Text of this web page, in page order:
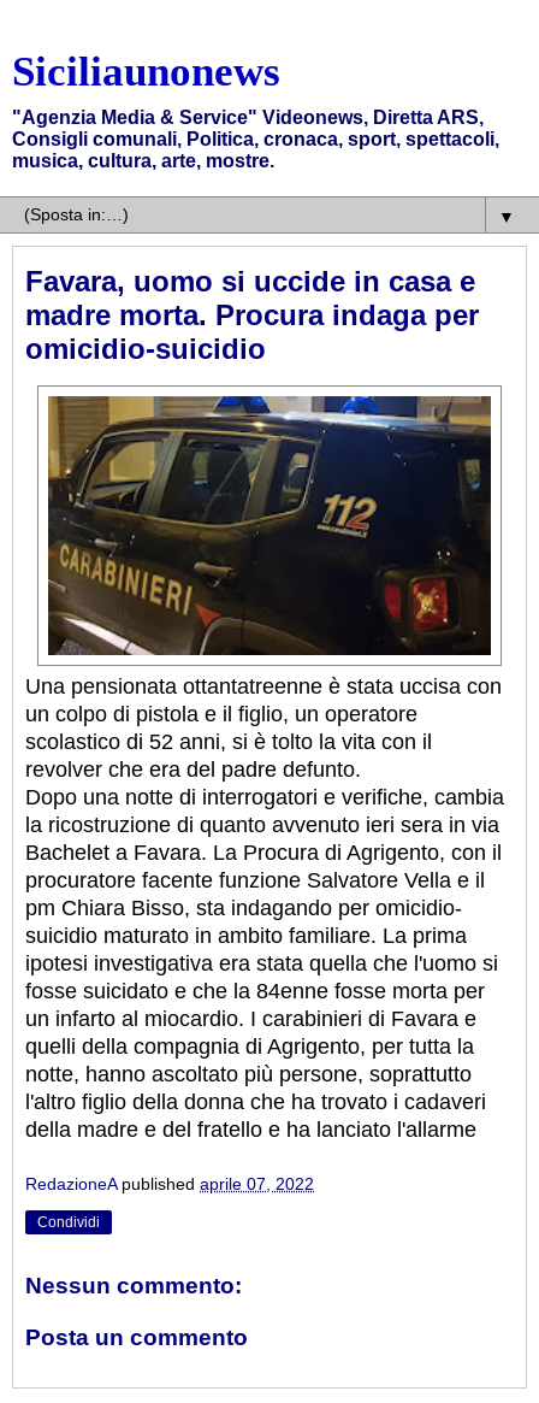
Siciliaunonews
"Agenzia Media & Service" Videonews, Diretta ARS,
Consigli comunali, Politica, cronaca, sport, spettacoli,
musica, cultura, arte, mostre.
▼
Favara, uomo si uccide in casa e
madre morta. Procura indaga per
omicidio-suicidio
Una pensionata ottantatreenne è stata uccisa con
un colpo di pistola e il figlio, un operatore
scolastico di 52 anni, si è tolto la vita con il
revolver che era del padre defunto.
Dopo una notte di interrogatori e verifiche, cambia
la ricostruzione di quanto avvenuto ieri sera in via
Bachelet a Favara. La Procura di Agrigento, con il
procuratore facente funzione Salvatore Vella e il
pm Chiara Bisso, sta indagando per omicidio-
suicidio maturato in ambito familiare. La prima
ipotesi investigativa era stata quella che l'uomo si
fosse suicidato e che la 84enne fosse morta per
un infarto al miocardio. I carabinieri di Favara e
quelli della compagnia di Agrigento, per tutta la
notte, hanno ascoltato più persone, soprattutto
l'altro figlio della donna che ha trovato i cadaveri
della madre e del fratello e ha lanciato l'allarme
RedazioneA published aprile 07, 2022
Condividi
Nessun commento:
Posta un commento